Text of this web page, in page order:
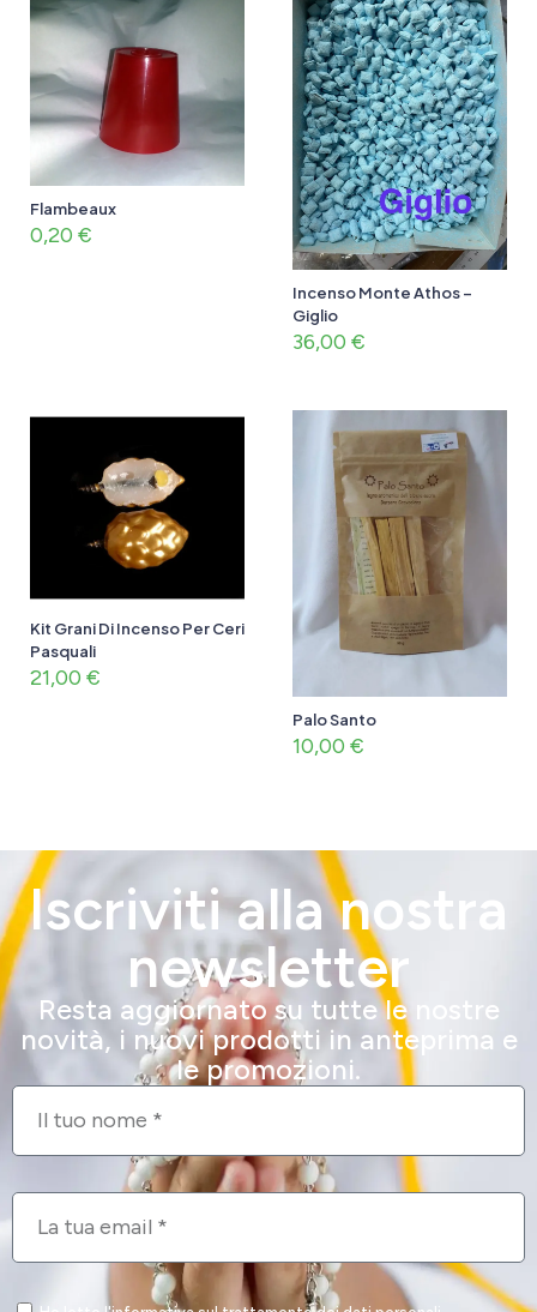
Flambeaux
0,20 €
Incenso Monte Athos –
Giglio
36,00 €
Kit Grani Di Incenso Per Ceri
Pasquali
21,00 €
Palo Santo
10,00 €
Iscriviti alla nostra
newsletter
Resta aggiornato su tutte le nostre
novità, i nuovi prodotti in anteprima e
le promozioni.